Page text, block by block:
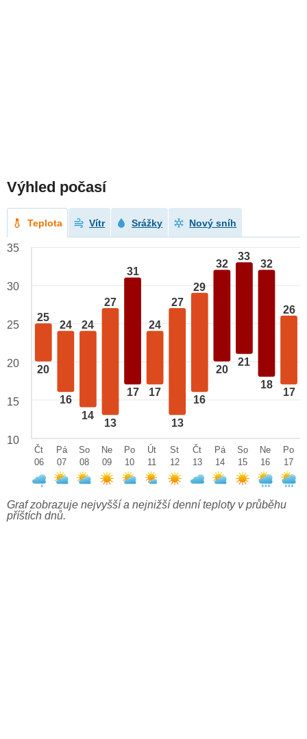
Výhled počasí
Teplota Vítr Srážky Nový sníh
25
20
24
16
24
14
27
13
31
17
24
17
27
13
29
16
32
20
33
21
32
18
26
17
35
30
25
20
15
10
Čt
06
Pá
07
So
08
Ne
09
Po
10
Út
11
St
12
Čt
13
Pá
14
So
15
Ne
16
Po
17
Graf zobrazuje nejvyšší a nejnižší denní teploty v průběhu
příštích dnů.